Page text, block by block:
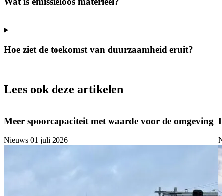
Hoe ziet de toekomst van duurzaamheid eruit?
Lees ook deze artikelen
Meer spoorcapaciteit met waarde voor de omgeving
Nieuws 01 juli 2026